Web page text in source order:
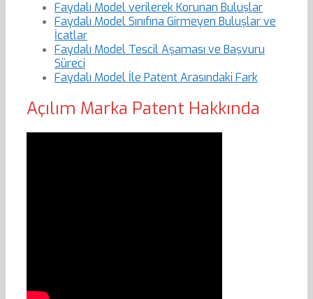
Faydalı Model verilerek Korunan Buluşlar
Faydalı Model Sınıfına Girmeyen Buluşlar ve
İcatlar
Faydalı Model Tescil Aşaması ve Başvuru
Süreci
Faydalı Model İle Patent Arasındaki Fark
Açılım Marka Patent Hakkında